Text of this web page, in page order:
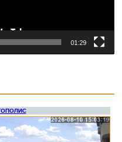
01:29